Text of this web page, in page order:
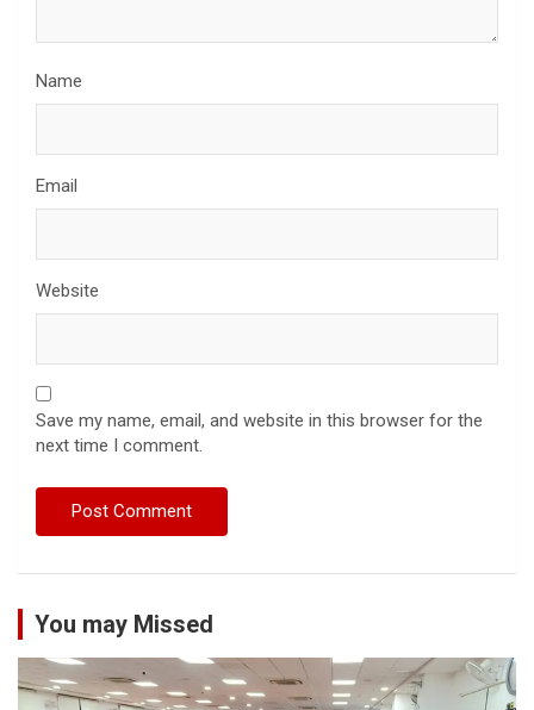
Name
Email
Website
Save my name, email, and website in this browser for the
next time I comment.
You may Missed